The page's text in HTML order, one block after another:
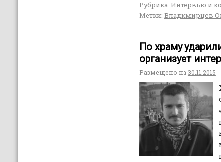
Рубрика: Интервью и
Метки: Владимирцев
По храму
организует
Размещено на30.11.2015